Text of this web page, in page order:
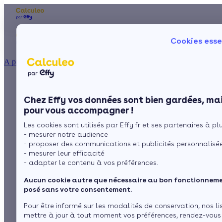
Cookies
Chez Effy vos données sont bien gardées,
pour vous accompagner !
Les cookies sont utilisés par Effy.fr et ses partenaires à
- mesurer notre audience
- proposer des communications et publicités
- mesurer leur efficacité
- adapter le contenu à vos préférences.
Aucun cookie autre que nécessaire au bon
posé sans votre consentement.
Pour être informé sur les modalités de conservation, nos
mettre à jour à tout moment vos préférences, rendez-
À propos
Ma Prime Rénov'
Le chèque énergie
La TVA réduite
L'éco-prêt à taux zéro
Trouver mes aides
Nos conseils
Sol
Fenêtres
Le plancher
chauffant, comment
ça marche ?
Sommaire
Comment fonctionne un plancher chauffant ?